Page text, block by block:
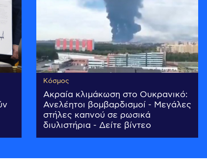
Κόσμος
Ακραία κλιμάκωση στο Ουκρανικό:
Ανελέητοι βομβαρδισμοί - Μεγάλες
στήλες καπνού σε ρωσικά
διυλιστήρια - Δείτε βίντεο